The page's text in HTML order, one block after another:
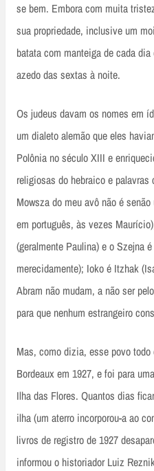
se bem. Embora com muita
sua propriedade, inclusive um
batata com manteiga de cada
azedo das sextas à noite.
Os judeus davam os nomes em
um dialeto alemão que eles
Polônia no século XIII e
religiosas do hebraico e
Mowsza do meu avô não é
em português, às vezes
(geralmente Paulina) e o Szejna
merecidamente); Ioko é Itzhak
Abram não mudam, a não ser
para que nenhum estrangeiro
Mas, como dizia, esse povo
Bordeaux em 1927, e foi para
Ilha das Flores. Quantos dias
ilha (um aterro incorporou-a ao
livros de registro de 1927
informou o historiador Luiz